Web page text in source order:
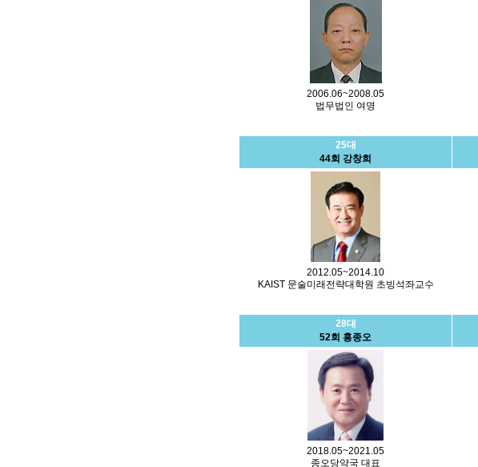
2006.06~2008.05
법무법인 여명
25대
44회 강창희
2012.05~2014.10
KAIST 문술미래전략대학원 초빙석좌교수
28대
52회 홍종오
2018.05~2021.05
종오당약국 대표